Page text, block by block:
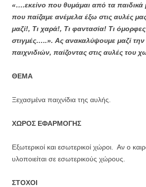
«….εκείνο που θυμάμαι από τα παιδικά
που παίζαμε ανέμελα έξω στις αυλές
μαζί!, Τι χαρά!, Τι φαντασία! Τι
στιγμές…..». Ας ανακαλύψουμε μαζί
παιχνιδιών, παίζοντας στις αυλές του
ΘΕΜΑ
Ξεχασμένα παιχνίδια της αυλής.
ΧΩΡΟΣ ΕΦΑΡΜΟΓΗΣ
Εξωτερικοί και εσωτερικοί χώροι. Αν ο
υλοποιείται σε εσωτερικούς χώρους.
ΣΤΟΧΟΙ